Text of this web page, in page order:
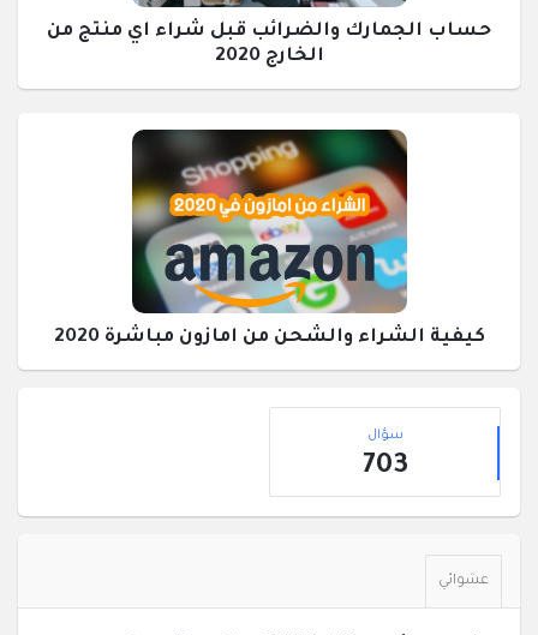
حساب الجمارك والضرائب قبل شراء اي منتج من
الخارج 2020
كيفية الشراء والشحن من امازون مباشرة 2020
القائمة
الجانبية
إحصائيات
سؤال
703
عشوائي